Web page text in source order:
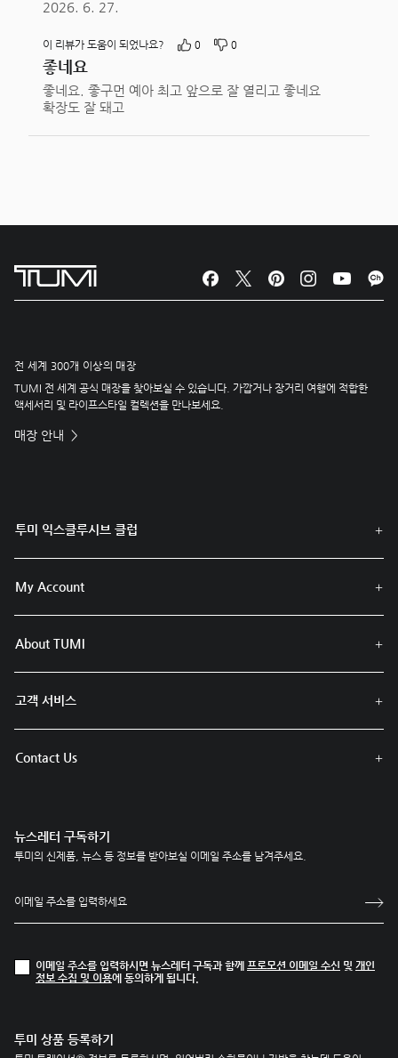
2026. 6. 27.
이 리뷰가 도움이 되었나요? 0 0
좋네요
좋네요. 좋구먼 예아 최고 앞으로 잘 열리고 좋네요
확장도 잘 돼고
전 세계 300개 이상의 매장
TUMI 전 세계 공식 매장을 찾아보실 수 있습니다. 가깝거나 장거리 여행에 적합한
액세서리 및 라이프스타일 컬렉션을 만나보세요.
매장 안내
투미 익스클루시브 클럽
My Account
About TUMI
고객 서비스
Contact Us
뉴스레터 구독하기
투미의 신제품, 뉴스 등 정보를 받아보실 이메일 주소를 남겨주세요.
이메일 주소를 입력하시면 뉴스레터 구독과 함께 프로모션 이메일 수신 및 개인
정보 수집 및 이용에 동의하게 됩니다.
투미 상품 등록하기